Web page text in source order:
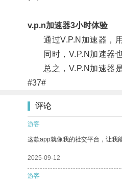
v.p.n加速器3小时体验
通过V.P.N加速器，用
同时，V.P.N加速器也
总之，V.P.N加速器是
#37#
评论
游客
这款app就像我的社交平台，让我
2025-09-12
游客